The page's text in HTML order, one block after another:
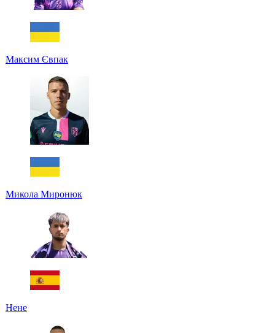
Максим Євпак
Микола Миронюк
Нене